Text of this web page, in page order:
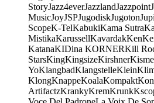
StoryJazz4everJazzlandJazzpoint
MusicJoyJSPJugodiskJugoton
ScopeK-TelKabukiKama Sutra
MistikaKarussellKavardakKen
KatanaKIDina KORNERKill
StarsKingKingsizeKirshner
YoKlangbadKlangstelleKlein
KlongKnappeKoalaKompakt
ArtifactzKrankyKremKrunk